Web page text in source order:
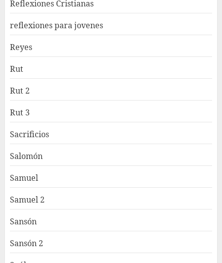
Reflexiones Cristianas
reflexiones para jovenes
Reyes
Rut
Rut 2
Rut 3
Sacrificios
Salomón
Samuel
Samuel 2
Sansón
Sansón 2